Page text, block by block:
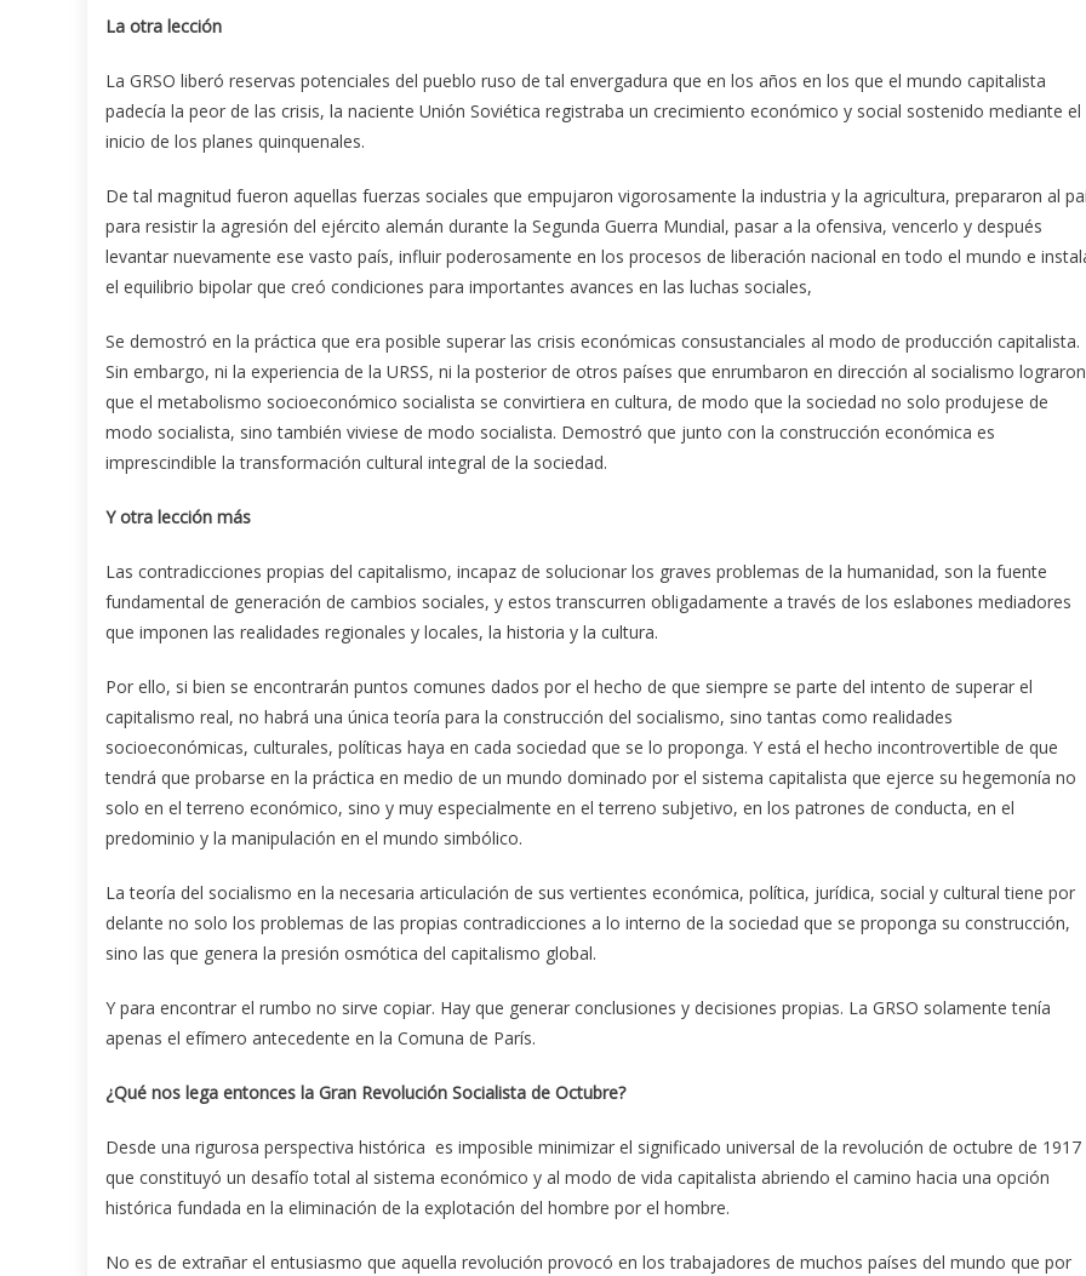
La otra lección
La GRSO liberó reservas potenciales del pueblo ruso de tal envergadura que en los años en los que el mundo capitalista
padecía la peor de las crisis, la naciente Unión Soviética registraba un crecimiento económico y social sostenido mediante el
inicio de los planes quinquenales.
De tal magnitud fueron aquellas fuerzas sociales que empujaron vigorosamente la industria y la agricultura, prepararon al
para resistir la agresión del ejército alemán durante la Segunda Guerra Mundial, pasar a la ofensiva, vencerlo y después
levantar nuevamente ese vasto país, influir poderosamente en los procesos de liberación nacional en todo el mundo e
el equilibrio bipolar que creó condiciones para importantes avances en las luchas sociales,
Se demostró en la práctica que era posible superar las crisis económicas consustanciales al modo de producción capitalista.
Sin embargo, ni la experiencia de la URSS, ni la posterior de otros países que enrumbaron en dirección al socialismo lograron
que el metabolismo socioeconómico socialista se convirtiera en cultura, de modo que la sociedad no solo produjese de
modo socialista, sino también viviese de modo socialista. Demostró que junto con la construcción económica es
imprescindible la transformación cultural integral de la sociedad.
Y otra lección más
Las contradicciones propias del capitalismo, incapaz de solucionar los graves problemas de la humanidad, son la fuente
fundamental de generación de cambios sociales, y estos transcurren obligadamente a través de los eslabones mediadores
que imponen las realidades regionales y locales, la historia y la cultura.
Por ello, si bien se encontrarán puntos comunes dados por el hecho de que siempre se parte del intento de superar el
capitalismo real, no habrá una única teoría para la construcción del socialismo, sino tantas como realidades
socioeconómicas, culturales, políticas haya en cada sociedad que se lo proponga. Y está el hecho incontrovertible de que
tendrá que probarse en la práctica en medio de un mundo dominado por el sistema capitalista que ejerce su hegemonía no
solo en el terreno económico, sino y muy especialmente en el terreno subjetivo, en los patrones de conducta, en el
predominio y la manipulación en el mundo simbólico.
La teoría del socialismo en la necesaria articulación de sus vertientes económica, política, jurídica, social y cultural tiene por
delante no solo los problemas de las propias contradicciones a lo interno de la sociedad que se proponga su construcción,
sino las que genera la presión osmótica del capitalismo global.
Y para encontrar el rumbo no sirve copiar. Hay que generar conclusiones y decisiones propias. La GRSO solamente tenía
apenas el efímero antecedente en la Comuna de París.
¿Qué nos lega entonces la Gran Revolución Socialista de Octubre?
Desde una rigurosa perspectiva histórica es imposible minimizar el significado universal de la revolución de octubre de 1917
que constituyó un desafío total al sistema económico y al modo de vida capitalista abriendo el camino hacia una opción
histórica fundada en la eliminación de la explotación del hombre por el hombre.
No es de extrañar el entusiasmo que aquella revolución provocó en los trabajadores de muchos países del mundo que por